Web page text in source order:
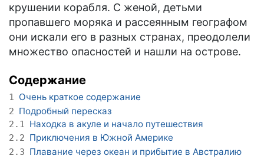
крушении корабля. С женой, детьми
пропавшего моряка и рассеянным географом
они искали его в разных странах, преодолели
множество опасностей и нашли на острове.
Содержание
1 Очень краткое содержание
2 Подробный пересказ
2.1 Находка в акуле и начало путешествия
2.2 Приключения в Южной Америке
2.3 Плавание через океан и прибытие в Австралию